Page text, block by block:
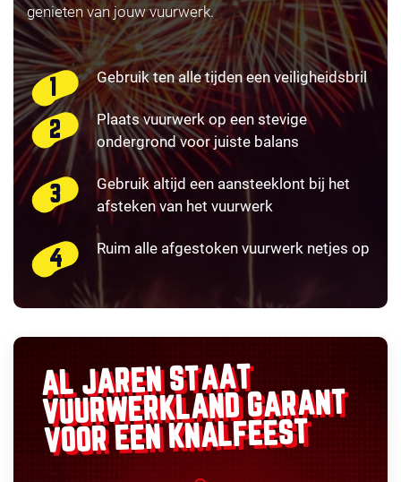
genieten van jouw vuurwerk.
Gebruik ten alle tijden een veiligheidsbril
Plaats vuurwerk op een stevige
ondergrond voor juiste balans
Gebruik altijd een aansteeklont bij het
afsteken van het vuurwerk
Ruim alle afgestoken vuurwerk netjes op
AL JAREN STAAT
VUURWERKLANDGARANT
VOOR EEN KNALFEEST